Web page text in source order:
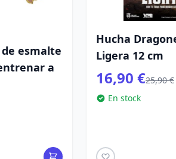
de esmalte
a
Hucha
Ligera 12 cm
16,90 €25,90 €
En stock